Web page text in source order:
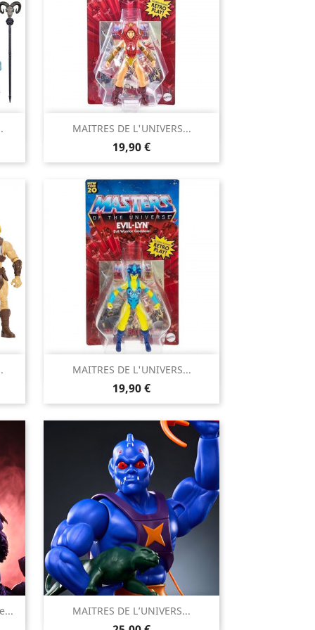
MAITRES DE L'UNIVERS...
Prix
19,90 €
Aperçu rapide
MAITRES DE L'UNIVERS...
Prix
19,90 €
Aperçu rapide
MAITRES DE L’UNIVERS...
Aperçu rapide